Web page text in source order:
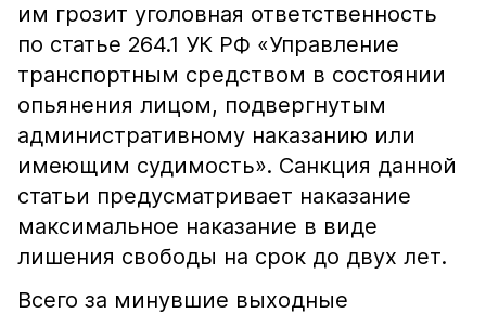
им грозит уголовная ответственность
по статье 264.1 УК РФ «Управление
транспортным средством в состоянии
опьянения лицом, подвергнутым
административному наказанию или
имеющим судимость». Санкция данной
статьи предусматривает наказание
максимальное наказание в виде
лишения свободы на срок до двух лет.
Всего за минувшие выходные